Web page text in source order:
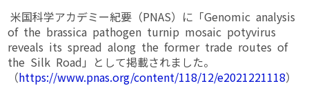
米国科学アカデミー紀要（PNAS）に「Genomic analysis
of the brassica pathogen turnip mosaic potyvirus
reveals its spread along the former trade routes of
the Silk Road」として掲載されました。
（https://www.pnas.org/content/118/12/e2021221118）